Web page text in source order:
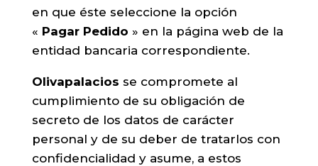
en que éste seleccione la opción
« Pagar Pedido » en la página web de la
entidad bancaria correspondiente.
Olivapalacios se compromete al
cumplimiento de su obligación de
secreto de los datos de carácter
personal y de su deber de tratarlos con
confidencialidad y asume, a estos